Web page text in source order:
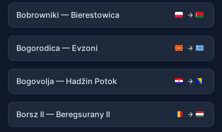
Bobrowniki — Bierestowica
Bogorodica — Evzoni
Bogovolja — Hadžin Potok
Borsz II — Beregsurany II